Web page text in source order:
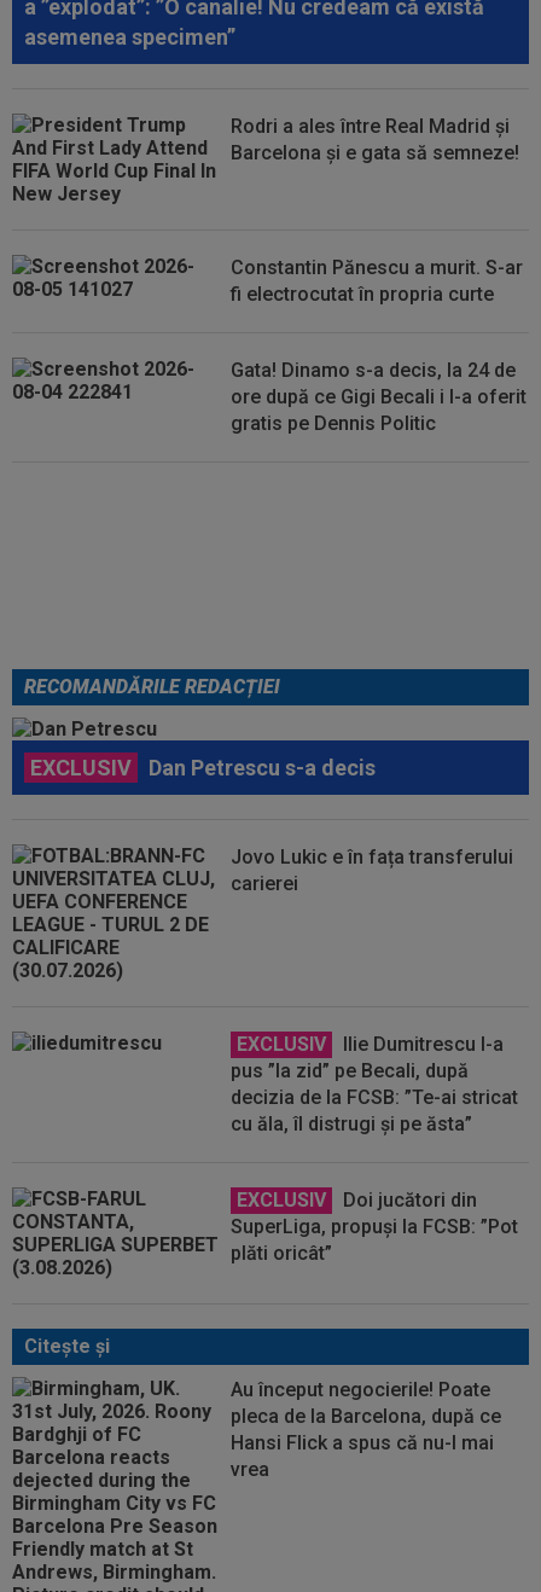
00:18 EXCLUSIV
Ilie Dumitrescu l-a pus ”la zid” pe
00:17
Micael Leandro a murit, după ce a fost
împușcat în timpul meciului
Surpriza serii în Europa: rezultat ”strălucitor”
a ”explodat”: ”O canalie! Nu credeam că există
asemenea specimen”
Rodri a ales între Real Madrid și
Barcelona și e gata să semneze!
Constantin Pănescu a murit. S-ar
fi electrocutat în propria curte
Gata! Dinamo s-a decis, la 24 de
ore după ce Gigi Becali i l-a oferit
gratis pe Dennis Politic
RECOMANDĂRILE REDACȚIEI
EXCLUSIV Dan Petrescu s-a decis
Jovo Lukic e în fața transferului
carierei
EXCLUSIV
Ilie Dumitrescu l-a
pus ”la zid” pe Becali, după
decizia de la FCSB: ”Te-ai stricat
cu ăla, îl distrugi și pe ăsta”
EXCLUSIV
Doi jucători din
SuperLiga, propuși la FCSB: ”Pot
plăti oricât”
Citeşte şi
Au început negocierile! Poate
pleca de la Barcelona, după ce
Hansi Flick a spus că nu-l mai
vrea